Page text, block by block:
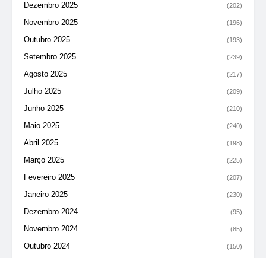
Dezembro 2025 (202)
Novembro 2025 (196)
Outubro 2025 (193)
Setembro 2025 (239)
Agosto 2025 (217)
Julho 2025 (209)
Junho 2025 (210)
Maio 2025 (240)
Abril 2025 (198)
Março 2025 (225)
Fevereiro 2025 (207)
Janeiro 2025 (230)
Dezembro 2024 (95)
Novembro 2024 (85)
Outubro 2024 (150)